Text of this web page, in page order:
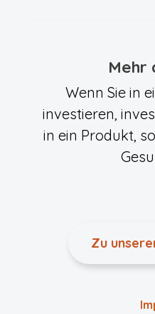
Mehr
Wenn Sie in
investieren,
in ein Produkt,
Zu